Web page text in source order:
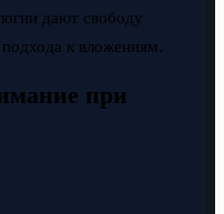
дают свободу
к вложениям.
при